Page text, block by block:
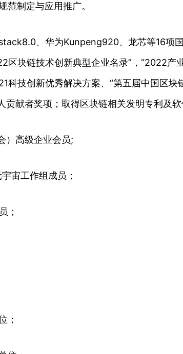
范制定与应用推广。
、华为Kunpeng920、龙芯等16项
区块链技术创新典型企业名录”，“2022
科技创新优秀解决方案、“第五届中国区
献者奖项；取得区块链相关发明专利及
）高级企业会员;
宙工作组成员；
；
；